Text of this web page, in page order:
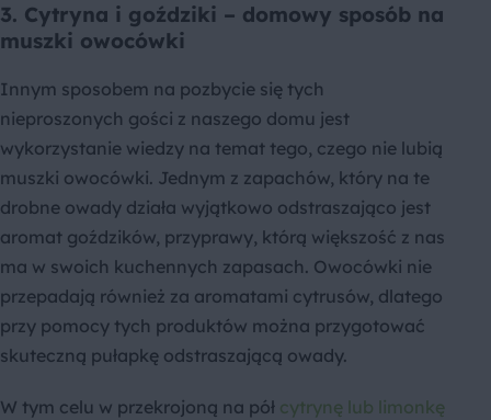
3. Cytryna i goździki – domowy sposób na
muszki owocówki
Innym sposobem na pozbycie się tych
nieproszonych gości z naszego domu jest
wykorzystanie wiedzy na temat tego, czego nie lubią
muszki owocówki. Jednym z zapachów, który na te
drobne owady działa wyjątkowo odstraszająco jest
aromat goździków, przyprawy, którą większość z nas
ma w swoich kuchennych zapasach. Owocówki nie
przepadają również za aromatami cytrusów, dlatego
przy pomocy tych produktów można przygotować
skuteczną pułapkę odstraszającą owady.
W tym celu w przekrojoną na pół cytrynę lub limonkę